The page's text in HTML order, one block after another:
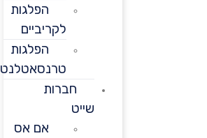
הפלגות
לקריביים
הפלגות
טרנסאטלנטיות
חברות
אם אס